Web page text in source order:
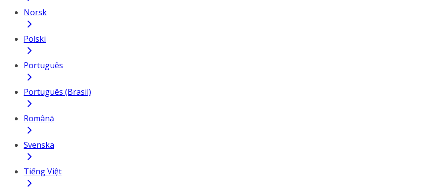
Norsk
Polski
Português
Português (Brasil)
Română
Svenska
Tiếng Việt